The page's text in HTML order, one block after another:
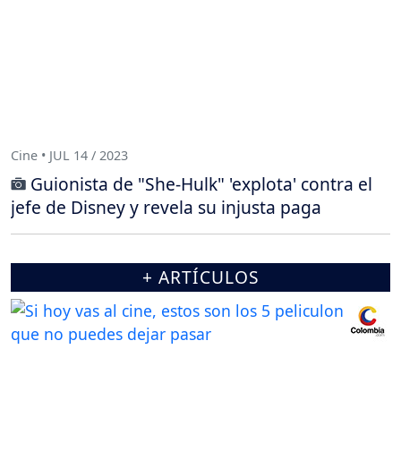
Cine • JUL 14 / 2023
Guionista de "She-Hulk" 'explota' contra el
jefe de Disney y revela su injusta paga
+ ARTÍCULOS